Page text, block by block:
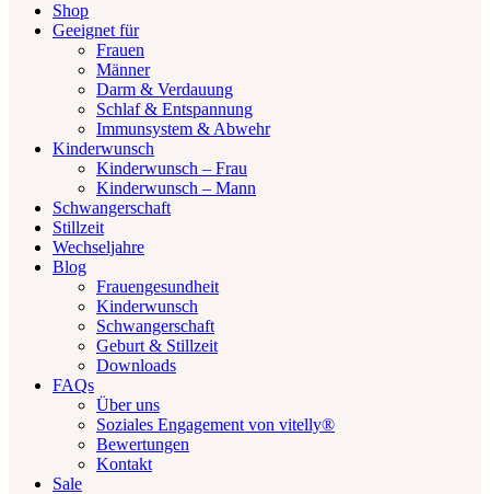
Shop
Geeignet für
Frauen
Männer
Darm & Verdauung
Schlaf & Entspannung
Immunsystem & Abwehr
Kinderwunsch
Kinderwunsch – Frau
Kinderwunsch – Mann
Schwangerschaft
Stillzeit
Wechseljahre
Blog
Frauengesundheit
Kinderwunsch
Schwangerschaft
Geburt & Stillzeit
Downloads
FAQs
Über uns
Soziales Engagement von vitelly®
Bewertungen
Kontakt
Sale